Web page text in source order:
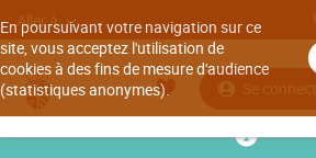
En poursuivant votre navigation sur ce
site, vous acceptez l'utilisation de
cookies à des fins de mesure d'audience
(statistiques anonymes).
Aller à
Se